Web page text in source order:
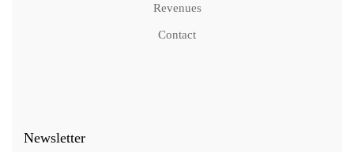
Revenues
Contact
Newsletter